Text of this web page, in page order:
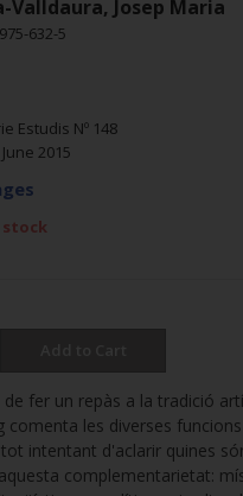
Valldaura, Josep Maria
632-5
Estudis Nº 148
2015
stock
fer un repàs a la tradició
comenta les diverses
intentant d'aclarir quines
complementarietat: